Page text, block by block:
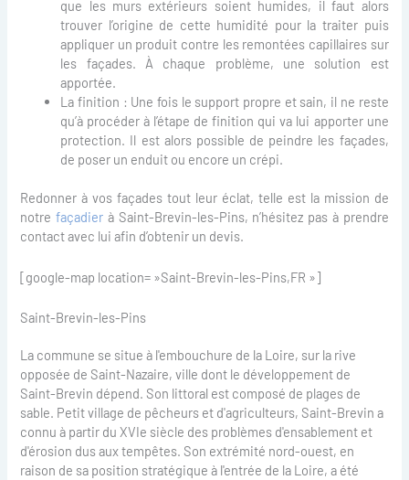
que les murs extérieurs soient humides, il faut alors
trouver l’origine de cette humidité pour la traiter puis
appliquer un produit contre les remontées capillaires sur
les façades. À chaque problème, une solution est
apportée.
La finition : Une fois le support propre et sain, il ne reste
qu’à procéder à l’étape de finition qui va lui apporter une
protection. Il est alors possible de peindre les façades,
de poser un enduit ou encore un crépi.
Redonner à vos façades tout leur éclat, telle est la mission de
notrefaçadier à Saint-Brevin-les-Pins, n’hésitez pas à prendre
contact avec lui afin d’obtenir un devis.
[google-map location= »Saint-Brevin-les-Pins,FR »]
Saint-Brevin-les-Pins
La commune se situe à l'embouchure de la Loire, sur la rive
opposée de Saint-Nazaire, ville dont le développement de
Saint-Brevin dépend. Son littoral est composé de plages de
sable. Petit village de pêcheurs et d'agriculteurs, Saint-Brevin a
connu à partir du XVIe siècle des problèmes d'ensablement et
d'érosion dus aux tempêtes. Son extrémité nord-ouest, en
raison de sa position stratégique à l'entrée de la Loire, a été